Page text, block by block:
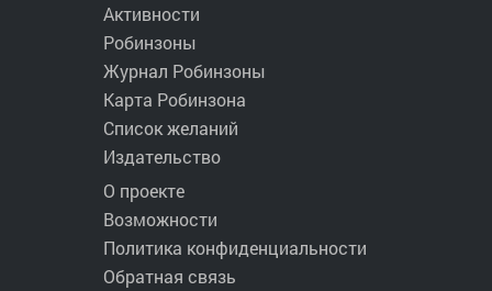
Активности
Робинзоны
Журнал Робинзоны
Карта Робинзона
Список желаний
Издательство
О проекте
Возможности
Политика конфиденциальности
Обратная связь